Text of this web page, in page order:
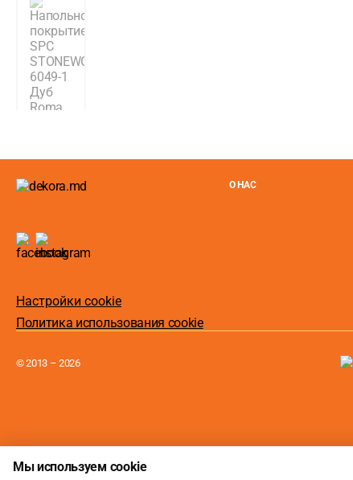
О НАС
Настройки cookie
Политика использования cookie
© 2013 – 2026
Мы используем cookie